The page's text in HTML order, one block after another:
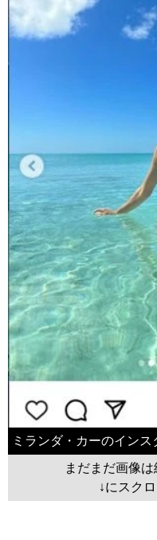
ミランダ・カーのイン
まだまだ画像は
↓にスク